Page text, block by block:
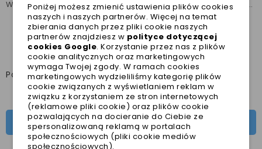
Welurowy fotelik samochodowy dla psa DogiDigi
299,00 zł
Najniższa cena w ciągu
ostatnich 30 dni : 299,00 zł
Fotelik samochodowy dla psa Teddy DogiDigi
299,00 zł
Najniższa cena w ciągu
ostatnich 30 dni : 299,00 zł
Pokazano 1-2 z 2 pozycji
TRANSPORTERY I FOTELIKI
Poniżej możesz zmienić ustawienia plików cookies
naszych i naszych partnerów. Więcej na temat
zbierania danych przez pliki cookie naszych
partnerów znajdziesz w polityce dotyczącej
cookies Google. Korzystanie przez nas z plików
cookie analitycznych oraz marketingowych
wymaga Twojej zgody. W ramach cookies
marketingowych wydzieliliśmy kategorię plików
cookie związanych z wyświetlaniem reklam w
związku z korzystaniem ze stron internetowych
(reklamowe pliki cookie) oraz plików cookie
pozwalających na docieranie do Ciebie ze
spersonalizowaną reklamą w portalach
społecznościowych (pliki cookie mediów
społecznościowych).